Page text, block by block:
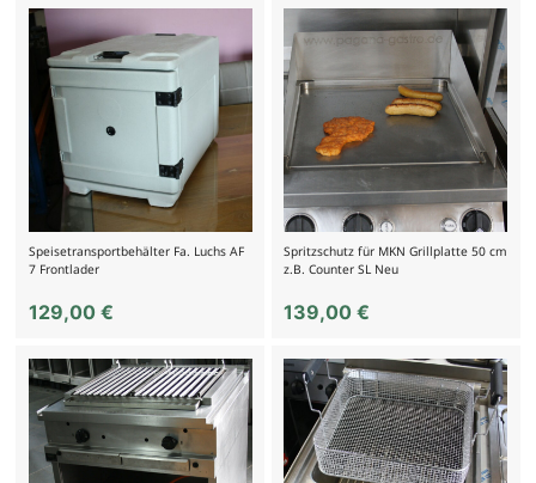
Speisetransportbehälter Fa. Luchs AF
7 Frontlader
129,00 €
Spritzschutz für MKN Grillplatte 50 cm
z.B. Counter SL Neu
139,00€